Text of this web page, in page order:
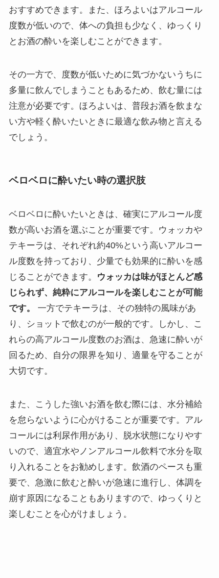
おすすめできます。また、ほろよいはアルコール
度数が低いので、体への負担も少なく、ゆっくり
とお酒の酔いを楽しむことができます。
その一方で、度数が低いために気づかないうちに
多量に飲んでしまうこともあるため、飲む量には
注意が必要です。ほろよいは、普段お酒を飲まな
い方や軽く酔いたいときに最適な飲み物と言える
でしょう。
ベロベロに酔いたい時の選択肢
ベロベロに酔いたいときは、確実にアルコール度
数が高いお酒を選ぶことが重要です。ウォッカや
テキーラは、それぞれ約40%という高いアルコー
ル度数を持っており、少量でも効果的に酔いを感
じることができます。
ウォッカは味がほとんど感
じられず、純粋にアルコールを楽しむことが可能
です。
一方でテキーラは、その独特の風味があ
り、ショットで飲むのが一般的です。しかし、こ
れらの高アルコール度数のお酒は、急速に酔いが
回るため、自分の限界を知り、適量を守ることが
大切です。
また、こうした強いお酒を飲む際には、水分補給
を怠らないように心がけることが重要です。アル
コールには利尿作用があり、脱水状態になりやす
いので、適宜水やノンアルコール飲料で水分を取
り入れることをお勧めします。飲酒のペースも重
要で、急激に飲むと酔いが急速に進行し、体調を
崩す原因になることもありますので、ゆっくりと
楽しむことを心がけましょう。